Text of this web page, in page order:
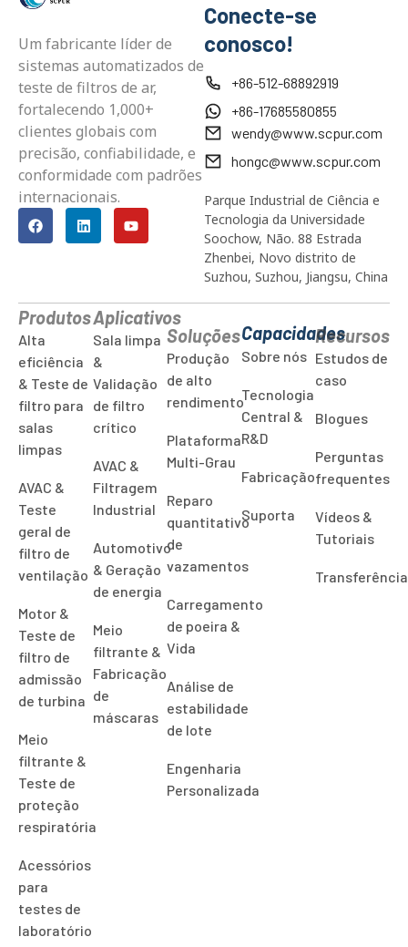
Um fabricante líder de
sistemas automatizados de
teste de filtros de ar,
fortalecendo 1,000+
clientes globais com
precisão, confiabilidade, e
conformidade com padrões
internacionais.
Conecte-se
conosco!
+86-512-68892919
+86-17685580855
wendy@www.scpur.com
hongc@www.scpur.com
Parque Industrial de Ciência e
Tecnologia da Universidade
Soochow, Não. 88 Estrada
Zhenbei, Novo distrito de
Suzhou, Suzhou, Jiangsu, China
Produtos
Alta
eficiência
& Teste de
filtro para
salas
limpas
AVAC &
Teste
geral de
filtro de
ventilação
Motor &
Teste de
filtro de
admissão
de turbina
Meio
filtrante &
Teste de
proteção
respiratória
Acessórios
para
testes de
laboratório
Aplicativos
Sala limpa
&
Validação
de filtro
crítico
AVAC &
Filtragem
Industrial
Automotivo
& Geração
de energia
Meio
filtrante &
Fabricação
de
máscaras
Soluções
Produção
de alto
rendimento
Plataforma
Multi-Grau
Reparo
quantitativo
de
vazamentos
Carregamento
de poeira &
Vida
Análise de
estabilidade
de lote
Engenharia
Personalizada
Capacidades
Sobre nós
Tecnologia
Central &
R&D
Fabricação
Suporta
Recursos
Estudos de
caso
Blogues
Perguntas
frequentes
Vídeos &
Tutoriais